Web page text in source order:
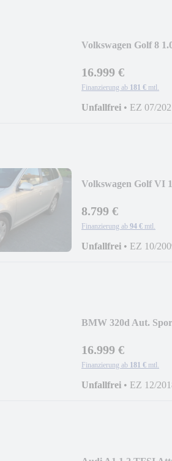
Volkswagen Golf 8
16.999 €
Finanzierung ab 181 € mtl.
Unfallfrei • EZ 07/
Volkswagen Golf VI
8.799 €
Finanzierung ab 94 € mtl.
Unfallfrei • EZ 10/
BMW 320d Aut.
16.999 €
Finanzierung ab 181 € mtl.
Unfallfrei • EZ 12/